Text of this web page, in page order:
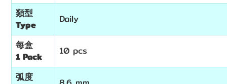
類型
Type
Daily
每盒
1 Pack
10 pcs
弧度